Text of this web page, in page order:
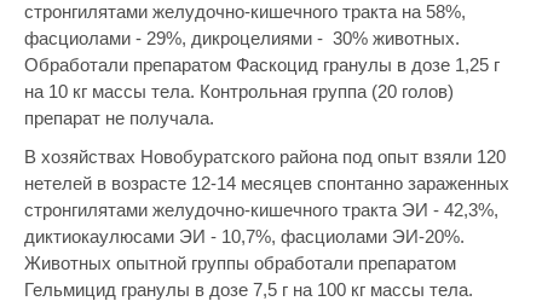
стронгилятами желудочно-кишечного тракта на 58%,
фасциолами - 29%, дикроцелиями - 30% животных.
Обработали препаратом Фаскоцид гранулы в дозе 1,25 г
на 10 кг массы тела. Контрольная группа (20 голов)
препарат не получала.
В хозяйствах Новобуратского района под опыт взяли 120
нетелей в возрасте 12-14 месяцев спонтанно зараженных
стронгилятами желудочно-кишечного тракта ЭИ - 42,3%,
диктиокаулюсами ЭИ - 10,7%, фасциолами ЭИ-20%.
Животных опытной группы обработали препаратом
Гельмицид гранулы в дозе 7,5 г на 100 кг массы тела.